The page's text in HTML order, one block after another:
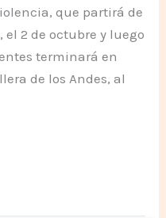
que partirá de
2 de octubre y luego
terminará en
de los Andes, al